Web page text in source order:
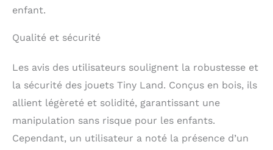
13 à 15 mois et répond à
leurs besoins
spécifiques et à leurs
étapes de
développement.
Encourage leur curiosité
enfant.
Qualité et sécurité
Les avis des utilisateurs soulignent la robustesse et
la sécurité des jouets Tiny Land. Conçus en bois, ils
allient légèreté et solidité, garantissant une
manipulation sans risque pour les enfants.
Cependant, un utilisateur a noté la présence d’un